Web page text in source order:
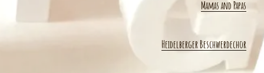
Mamas and Papas
Heidelberger Beschwerdechor